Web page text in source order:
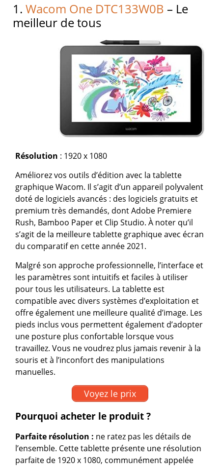
1.Wacom One DTC133W0B – Le
meilleur de tous
Résolution : 1920 x 1080
Améliorez vos outils d’édition avec la tablette
graphique Wacom. Il s’agit d’un appareil polyvalent
doté de logiciels avancés : des logiciels gratuits et
premium très demandés, dont Adobe Premiere
Rush, Bamboo Paper et Clip Studio. À noter qu’il
s’agit de la meilleure tablette graphique avec écran
du comparatif en cette année 2021.
Malgré son approche professionnelle, l’interface et
les paramètres sont intuitifs et faciles à utiliser
pour tous les utilisateurs. La tablette est
compatible avec divers systèmes d’exploitation et
offre également une meilleure qualité d’image. Les
pieds inclus vous permettent également d’adopter
une posture plus confortable lorsque vous
travaillez. Vous ne voudrez plus jamais revenir à la
souris et à l’inconfort des manipulations
manuelles.
Voyez le prix
Pourquoi acheter le produit ?
Parfaite résolution : ne ratez pas les détails de
l’ensemble. Cette tablette présente une résolution
parfaite de 1920 x 1080, communément appelée